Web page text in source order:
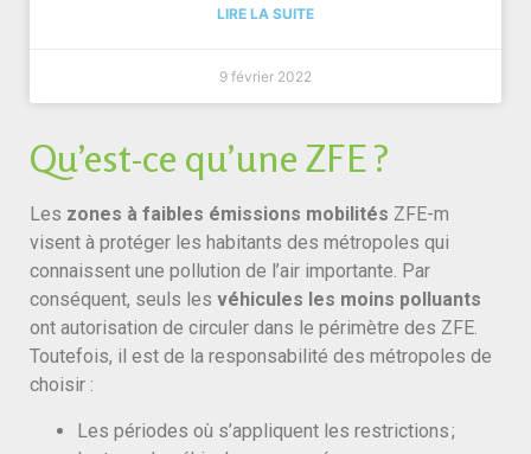
LIRE LA SUITE
9 février 2022
Qu’est-ce qu’une ZFE ?
Les zones à faibles émissions mobilités ZFE-m
visent à protéger les habitants des métropoles qui
connaissent une pollution de l’air importante. Par
conséquent, seuls les véhicules les moins polluants
ont autorisation de circuler dans le périmètre des ZFE.
Toutefois, il est de la responsabilité des métropoles de
choisir :
Les périodes où s’appliquent les restrictions ;